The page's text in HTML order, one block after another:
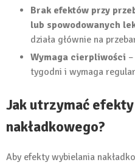
Brak efektów przy
lub spowodowanych
działa głównie na
Wymaga cierpliwości
tygodni i wymaga
Jak utrzymać
nakładkowego?
Aby efekty wybielania